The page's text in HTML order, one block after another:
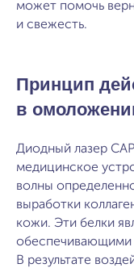
может помочь
и свежесть.
Принцип
в
Диодный лазер
медицинское
волны
выработки
кожи. Эти белки
обеспечивающими
В результате